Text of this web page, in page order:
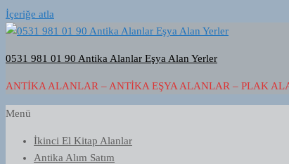
İçeriğe atla
0531 981 01 90 Antika Alanlar Eşya Alan Yerler
ANTIKA ALANLAR – ANTIKA EŞYA ALANLAR – PLAK
Menü
İkinci El Kitap Alanlar
Antika Alım Satım